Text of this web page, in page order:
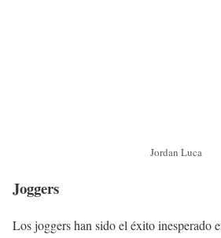
Jordan Luca
Joggers
Los joggers han sido el éxito inesperado